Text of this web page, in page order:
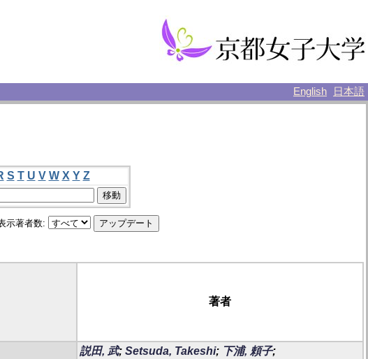
English 日本語
S T U V W X Y Z
示著者数:
著者
説田, 武; Setsuda, Takeshi; 下浦, 頼子;